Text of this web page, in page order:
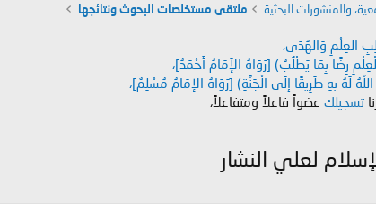
والمنشورات البحثية ملتقى مستخلصات البحوث ونتائجها
العِلْمِ وَالهُدَى،
رِضًا بِمَا يَطْلُبُ) [رَوَاهُ الإَمَامُ أَحْمَدُ]،
لَهُ بِهِ طَرِيقًا إِلَى الْجَنَّةِ) [رَوَاهُ الإِمَامُ مُسْلِمٌ]،
تسجيلك عضواً فاعلاً ومتفاعلاً،
لعلي النشار